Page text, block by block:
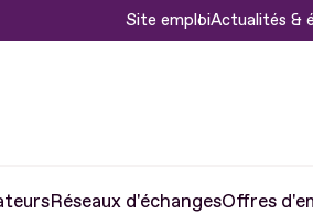
Site emploiActualités &
Réseaux d'échangesOffres